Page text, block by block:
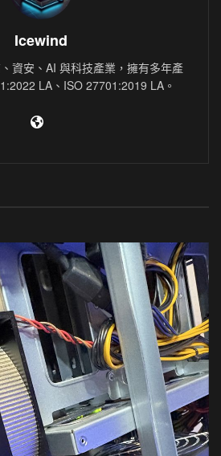
Icewind
資安、AI 與科技產業，擁有多年產
LA、ISO 27701:2019 LA。